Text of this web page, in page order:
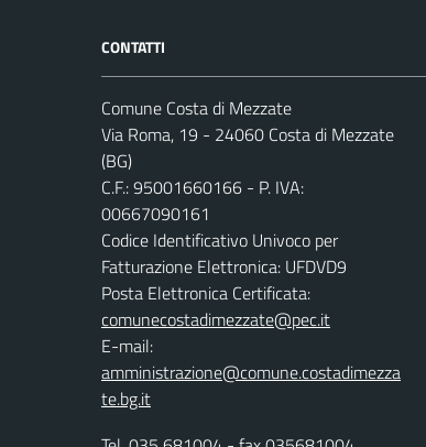
CONTATTI
Comune Costa di Mezzate
Via Roma, 19 - 24060 Costa di Mezzate
(BG)
C.F.: 95001660166 - P. IVA:
00667090161
Codice Identificativo Univoco per
Fatturazione Elettronica: UFDVD9
Posta Elettronica Certificata:
comunecostadimezzate@pec.it
E-mail:
amministrazione@comune.costadimezza
te.bg.it